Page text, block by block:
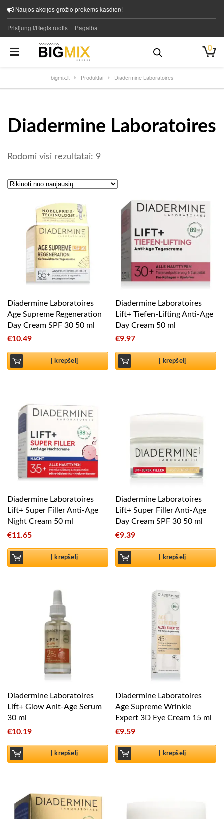
Naujos akcijos grožio prekėms kasdien!
Prisijungti/Registruotis Pagalba
0
bigmix.lt Produktai Diadermine Laboratoires
Diadermine Laboratoires
Rodomi visi rezultatai: 9Rūšiuojama pagal naujausią
Diadermine Laboratoires
Age Supreme Regeneration
Day Cream SPF 30 50 ml
€10.49
Į krepšelį
Diadermine Laboratoires
Lift+ Tiefen-Lifting Anti-Age
Day Cream 50 ml
€9.97
Į krepšelį
Diadermine Laboratoires
Lift+ Super Filler Anti-Age
Night Cream 50 ml
€11.65
Į krepšelį
Diadermine Laboratoires
Lift+ Super Filler Anti-Age
Day Cream SPF 30 50 ml
€9.39
Į krepšelį
Diadermine Laboratoires
Lift+ Glow Anit-Age Serum
30 ml
€10.19
Į krepšelį
Diadermine Laboratoires
Age Supreme Wrinkle
Expert 3D Eye Cream 15 ml
€9.59
Į krepšelį